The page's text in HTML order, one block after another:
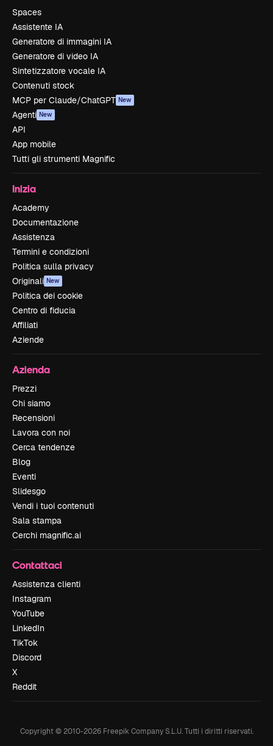
Spaces
Assistente IA
Generatore di immagini IA
Generatore di video IA
Sintetizzatore vocale IA
Contenuti stock
MCP per Claude/ChatGPT New
Agenti New
API
App mobile
Tutti gli strumenti Magnific
Inizia
Academy
Documentazione
Assistenza
Termini e condizioni
Politica sulla privacy
Originali New
Politica dei cookie
Centro di fiducia
Affiliati
Aziende
Azienda
Prezzi
Chi siamo
Recensioni
Lavora con noi
Cerca tendenze
Blog
Eventi
Slidesgo
Vendi i tuoi contenuti
Sala stampa
Cerchi magnific.ai
Contattaci
Assistenza clienti
Instagram
YouTube
LinkedIn
TikTok
Discord
X
Reddit
Copyright © 2010-2026Freepik Company S.L.U. Tutti i diritti riservati.